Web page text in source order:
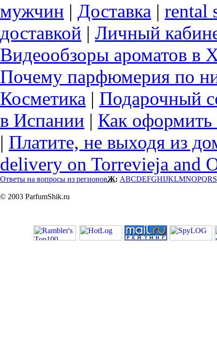
мужчин | Доставка | rental
доставкой | Личный
Видеообзоры ароматов в
Почему парфюмерия по
Косметика | Подарочный
в Испании | Как оформить
| Платите, не выходя из
delivery on Torrevieja and
Ответы на вопросы из регионовЖ: ABCDEFGHIJKLMNOPQRS
© 2003 ParfumShik.ru